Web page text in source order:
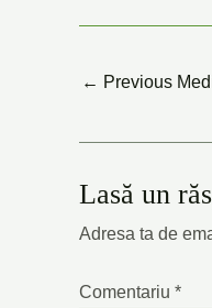
← Previous
Lasă un
Adresa ta de
Comentariu *